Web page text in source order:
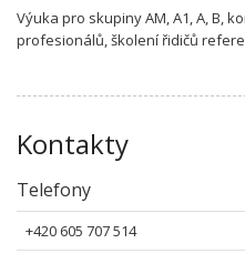
Výuka pro skupiny AM, A1, A, B,
profesionálů, školení řidičů
Kontakty
Telefony
+420 605 707 514